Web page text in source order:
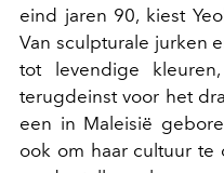
eind jaren 90, kiest
Van sculpturale jurken
tot levendige
terugdeinst voor het
een in Maleisië
ook om haar cultuur te